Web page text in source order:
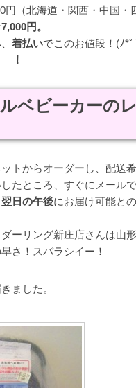
円（北海道・関西・中国・
7,000円。
、着払いでこのお値段！(ﾉ*
！
ベビーカーの
トからオーダーし、配送
たところ、すぐにメール
日の午後にお届け可能と
ーリング新庄店さんは山
さ！スバラシイー！
ました。